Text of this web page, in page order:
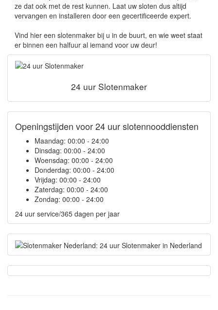
ze dat ook met de rest kunnen. Laat uw sloten dus altijd
vervangen en installeren door een gecertificeerde expert.
Vind hier een slotenmaker bij u in de buurt, en wie weet staat
er binnen een halfuur al iemand voor uw deur!
24 uur Slotenmaker
Openingstijden voor 24 uur slotennooddiensten
Maandag: 00:00 - 24:00
Dinsdag: 00:00 - 24:00
Woensdag: 00:00 - 24:00
Donderdag: 00:00 - 24:00
Vrijdag: 00:00 - 24:00
Zaterdag: 00:00 - 24:00
Zondag: 00:00 - 24:00
24 uur service/365 dagen per jaar